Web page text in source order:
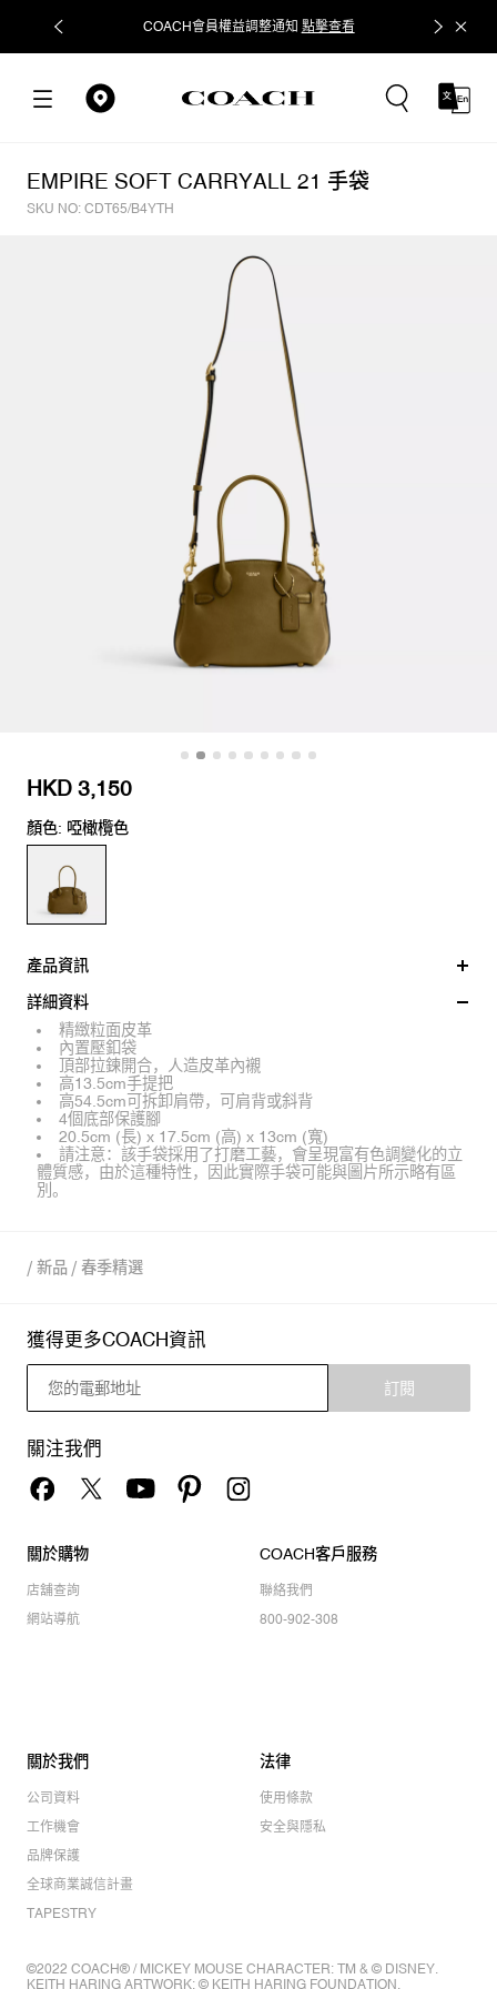
COACH會員權益調整通知 點擊查看 立即追蹤
EMPIRE SOFT CARRYALL 21 手袋
SKU NO: CDT65/B4YTH
HKD 3,150
顏色: 啞橄欖色
產品資訊
詳細資料
精緻粒面皮革
內置壓釦袋
頂部拉鍊開合，人造皮革內襯
高13.5cm手提把
高54.5cm可拆卸肩帶，可肩背或斜背
4個底部保護腳
20.5cm (長) x 17.5cm (高) x 13cm (寬)
請注意：該手袋採用了打磨工藝，會呈現富有色調變化的立
體質感，由於這種特性，因此實際手袋可能與圖片所示略有區
別。
/ 新品 / 春季精選
獲得更多COACH資訊
訂閱
關注我們
關於購物
店舖查詢
網站導航
COACH客戶服務
聯絡我們
800-902-308
關於我們
公司資料
工作機會
品牌保護
全球商業誠信計畫
TAPESTRY
法律
使用條款
安全與隱私
©2022 COACH® / MICKEY MOUSE CHARACTER: TM & © DISNEY.
KEITH HARING ARTWORK: © KEITH HARING FOUNDATION.